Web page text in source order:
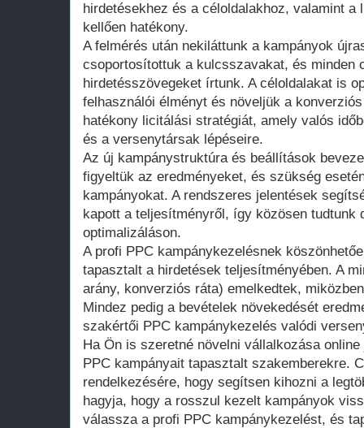
hirdetésekhez és a céloldalakhoz, valamint
kellően hatékony.
A felmérés után nekiláttunk a kampányok
csoportosítottuk a kulcsszavakat, és minden
hirdetésszövegeket írtunk. A céloldalakat is
felhasználói élményt és növeljük a
hatékony licitálási stratégiát, amely valós
és a versenytársak lépéseire.
Az új kampánystruktúra és beállítások
figyeltük az eredményeket, és szükség
kampányokat. A rendszeres jelentések
kapott a teljesítményről, így közösen tudtunk
optimalizáláson.
A profi PPC kampánykezelésnek
tapasztalt a hirdetések teljesítményében. A
arány, konverziós ráta) emelkedtek,
Mindez pedig a bevételek növekedését
szakértői PPC kampánykezelés valódi
Ha Ön is szeretné növelni vállalkozása
PPC kampányait tapasztalt szakemberekre.
rendelkezésére, hogy segítsen kihozni a
hagyja, hogy a rosszul kezelt kampányok
válassza a profi PPC kampánykezelést, és